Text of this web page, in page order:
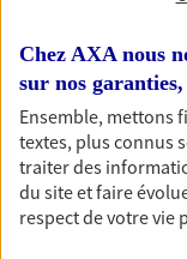
1 résultat
recherche
Chez AXA nous
sur nos
Ensemble, mettons
textes, plus connus
traiter des
du site et faire
respect de votre vie